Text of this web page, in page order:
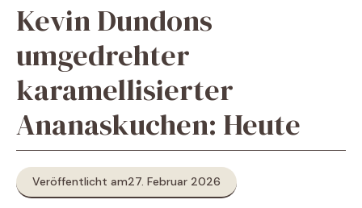
Kevin Dundons
umgedrehter
karamellisierter
Ananaskuchen: Heute
Veröffentlicht am27. Februar 2026